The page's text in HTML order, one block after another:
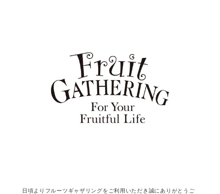
日頃よりフルーツギャザリングをご利用いただき誠にありがとうご